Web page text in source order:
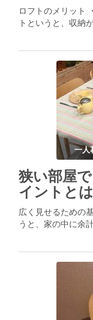
ロフトのメリット
トというと、収納
一人
狭い部屋
イントと
広く見せるための
うと、家の中に余